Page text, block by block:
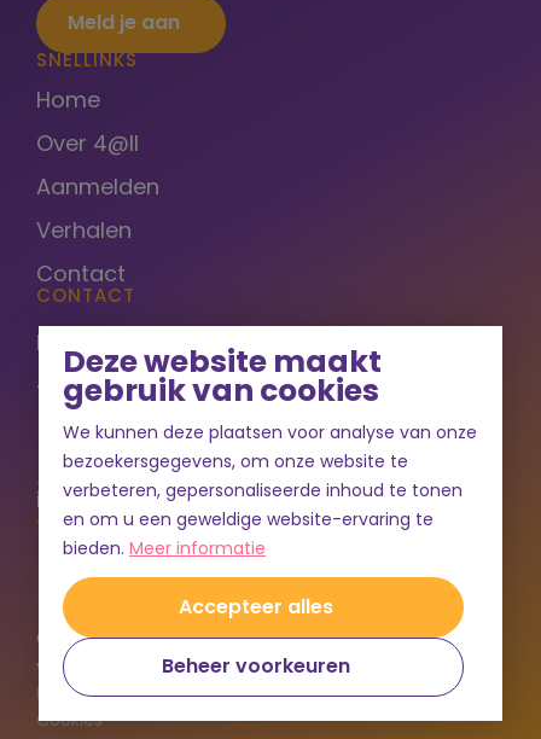
Deze website maakt
gebruik van cookies
We kunnen deze plaatsen voor analyse van onze
bezoekersgegevens, om onze website te
verbeteren, gepersonaliseerde inhoud te tonen
en om u een geweldige website-ervaring te
bieden. Meer informatie
Beheer voorkeuren
Accepteer alles
Meld je aan
SNELLINKS
Home
Over 4@ll
Aanmelden
Verhalen
Contact
CONTACT
Bergrand 58
4707 NW Roosendaal
+31 (0)165 - 750 050
info@4allwonen.nl
© Copyright 2026 4@llwonen - Alle rechten
voorbehouden
Privacybeleid
Cookies